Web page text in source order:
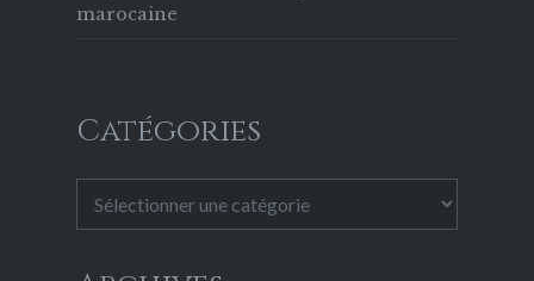
marocaine
Catégories